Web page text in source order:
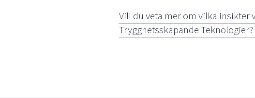
Vill du veta mer om vilka
Trygghetsskapande